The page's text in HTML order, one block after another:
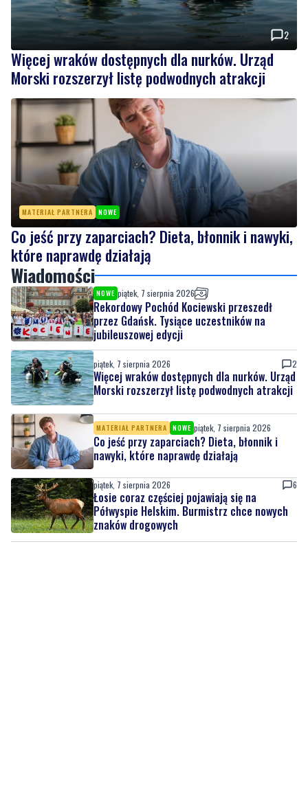
2
Więcej wraków dostępnych dla nurków. Urząd
Morski rozszerzył listę podwodnych atrakcji
MATERIAŁ PARTNERA NOWE
Co jeść przy zaparciach? Dieta, błonnik i nawyki,
które naprawdę działają
Wiadomości
NOWE piątek, 7 sierpnia 2026
Rekordowy Pochód Kociewski przeszedł
przez Gdańsk. Tysiące uczestników na
jubileuszowej edycji
piątek, 7 sierpnia 2026 2
Więcej wraków dostępnych dla nurków. Urząd
Morski rozszerzył listę podwodnych atrakcji
MATERIAŁ PARTNERA NOWE piątek, 7 sierpnia 2026
Co jeść przy zaparciach? Dieta, błonnik i
nawyki, które naprawdę działają
piątek, 7 sierpnia 2026 6
Łosie coraz częściej pojawiają się na
Półwyspie Helskim. Burmistrz chce nowych
znaków drogowych